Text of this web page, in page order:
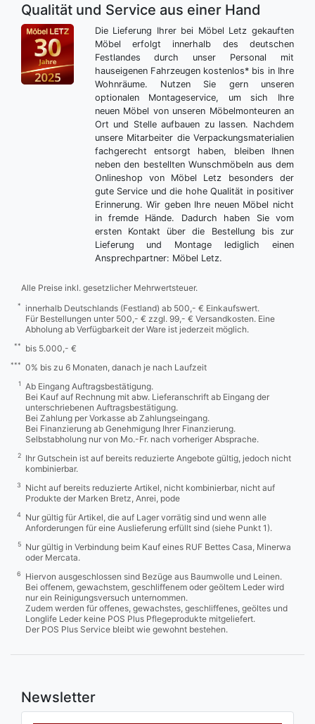
Qualität und Service aus einer Hand
Die Lieferung Ihrer bei Möbel Letz gekauften
Möbel erfolgt innerhalb des deutschen
Festlandes durch unser Personal mit
hauseigenen Fahrzeugen kostenlos* bis in Ihre
Wohnräume. Nutzen Sie gern unseren
optionalen Montageservice, um sich Ihre
neuen Möbel von unseren Möbelmonteuren an
Ort und Stelle aufbauen zu lassen. Nachdem
unsere Mitarbeiter die Verpackungsmaterialien
fachgerecht entsorgt haben, bleiben Ihnen
neben den bestellten Wunschmöbeln aus dem
Onlineshop von Möbel Letz besonders der
gute Service und die hohe Qualität in positiver
Erinnerung. Wir geben Ihre neuen Möbel nicht
in fremde Hände. Dadurch haben Sie vom
ersten Kontakt über die Bestellung bis zur
Lieferung und Montage lediglich einen
Ansprechpartner: Möbel Letz.
Alle Preise inkl. gesetzlicher Mehrwertsteuer.
*
innerhalb Deutschlands (Festland) ab 500,- € Einkaufswert.
Für Bestellungen unter 500,- € zzgl. 99,- € Versandkosten. Eine
Abholung ab Verfügbarkeit der Ware ist jederzeit möglich.
** bis 5.000,- €
*** 0% bis zu 6 Monaten, danach je nach Laufzeit
1
Ab Eingang Auftragsbestätigung.
Bei Kauf auf Rechnung mit abw. Lieferanschrift ab Eingang der
unterschriebenen Auftragsbestätigung.
Bei Zahlung per Vorkasse ab Zahlungseingang.
Bei Finanzierung ab Genehmigung Ihrer Finanzierung.
Selbstabholung nur von Mo.-Fr. nach vorheriger Absprache.
2
Ihr Gutschein ist auf bereits reduzierte Angebote gültig, jedoch nicht
kombinierbar.
3
Nicht auf bereits reduzierte Artikel, nicht kombinierbar, nicht auf
Produkte der Marken Bretz, Anrei, pode
4
Nur gültig für Artikel, die auf Lager vorrätig sind und wenn alle
Anforderungen für eine Auslieferung erfüllt sind (siehe Punkt 1).
5
Nur gültig in Verbindung beim Kauf eines RUF Bettes Casa, Minerwa
oder Mercata.
6
Hiervon ausgeschlossen sind Bezüge aus Baumwolle und Leinen.
Bei offenem, gewachstem, geschliffenem oder geöltem Leder wird
nur ein Reinigungsversuch unternommen.
Zudem werden für offenes, gewachstes, geschliffenes, geöltes und
Longlife Leder keine POS Plus Pflegeprodukte mitgeliefert.
Der POS Plus Service bleibt wie gewohnt bestehen.
Newsletter